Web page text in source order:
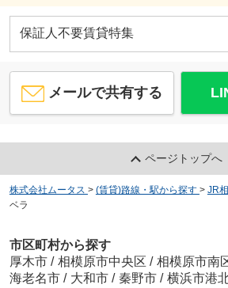
保証人不要賃貸特集
メールで共有する
ページトップへ
株式会社ムータス > (賃貸)路線・駅から探す > JR
ベラ
市区町村から探す
厚木市 / 相模原市中央区 / 相模原市南
海老名市 / 大和市 / 秦野市 / 横浜市港